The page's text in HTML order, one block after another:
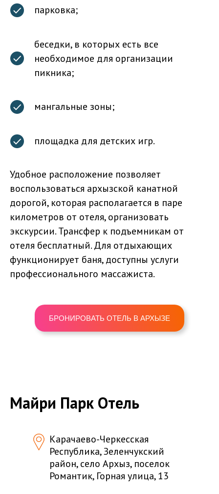
парковка;
беседки, в которых есть все
необходимое для организации
пикника;
мангальные зоны;
площадка для детских игр.
Удобное расположение позволяет
воспользоваться архызской канатной
дорогой, которая располагается в паре
километров от отеля, организовать
экскурсии. Трансфер к подъемникам от
отеля бесплатный. Для отдыхающих
функционирует баня, доступны услуги
профессионального массажиста.
БРОНИРОВАТЬ ОТЕЛЬ В АРХЫЗЕ
Майри Парк Отель
Карачаево-Черкесская
Республика, Зеленчукский
район, село Архыз, поселок
Романтик, Горная улица, 13